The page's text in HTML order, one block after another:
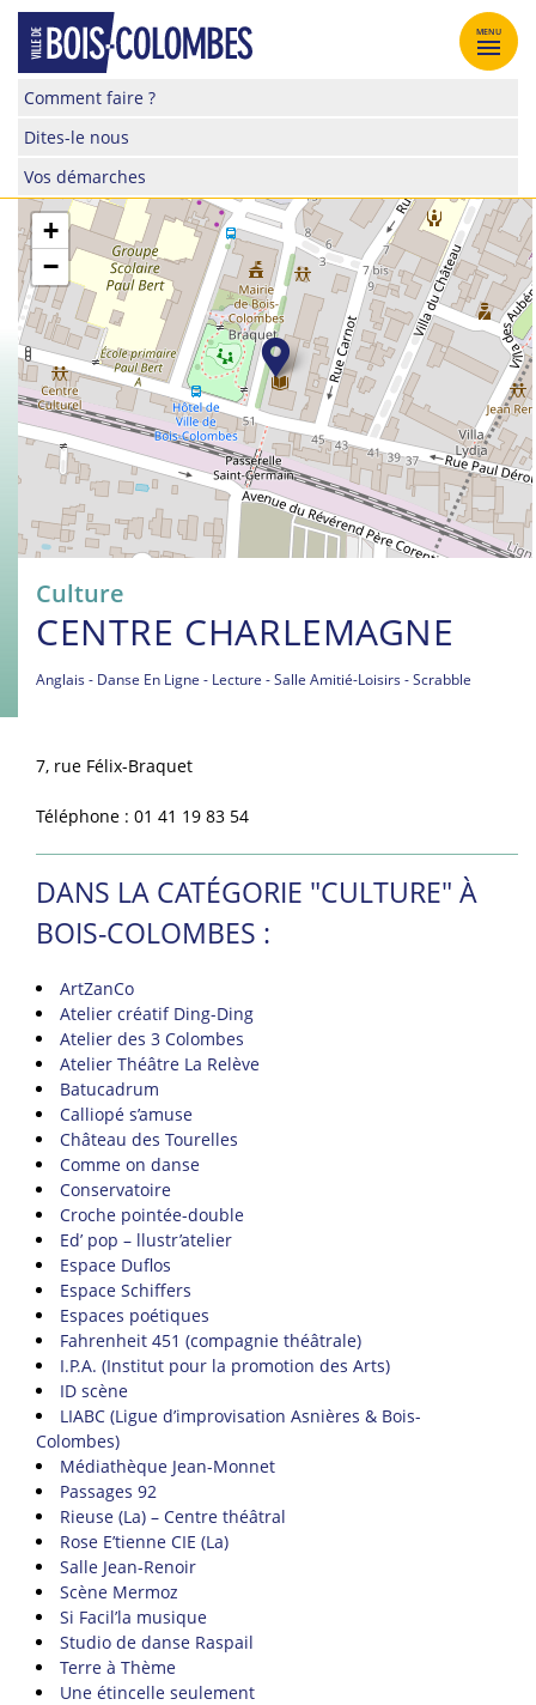
Skip
content
Site
de
la
de
Bois-
Colombes
Comment faire ?
Dites-le nous
Vos démarches
MENU
+
−
Culture
CENTRE CHARLEMAGNE
Anglais Danse En Ligne Lecture Salle Amitié-Loisirs Scrabble
7, rue Félix-Braquet
Téléphone : 01 41 19 83 54
DANS LA CATÉGORIE "CULTURE" À
BOIS-COLOMBES :
ArtZanCo
Atelier créatif Ding-Ding
Atelier des 3 Colombes
Atelier Théâtre La Relève
Batucadrum
Calliopé s’amuse
Château des Tourelles
Comme on danse
Conservatoire
Croche pointée-double
Ed’ pop – llustr’atelier
Espace Duflos
Espace Schiffers
Espaces poétiques
Fahrenheit 451 (compagnie théâtrale)
I.P.A. (Institut pour la promotion des Arts)
ID scène
LIABC (Ligue d’improvisation Asnières & Bois-
Colombes)
Médiathèque Jean-Monnet
Passages 92
Rieuse (La) – Centre théâtral
Rose E’tienne CIE (La)
Salle Jean-Renoir
Scène Mermoz
Si Facil’la musique
Studio de danse Raspail
Terre à Thème
Une étincelle seulement